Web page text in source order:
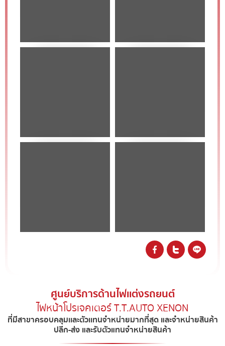
ศูนย์บริการด้านไฟเเต่งรถยนต์
ไฟหน้าโปรเจคเตอร์ T.T.AUTO XENON​
ที่มีสาขาครอบคลุมเเละตัวเเทนจำหน่ายมากที่สุด และจำหน่ายสินค้า
ปลีก-ส่ง และรับตัวแทนจำหน่ายสินค้า